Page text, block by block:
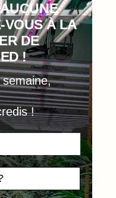
VOUS À LA
DE
!
!